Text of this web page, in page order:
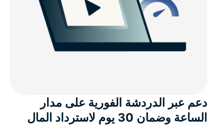
دعم عبر الدردشة الفورية على مدار
الساعة وضمان 30 يوم لاسترداد المال